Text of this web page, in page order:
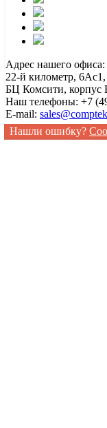
Адрес нашего
22-й километр, 6Ас1,
БЦ Комсити, корпус
Наш телефоны: +7
E-mail:
Нашли ошибку?